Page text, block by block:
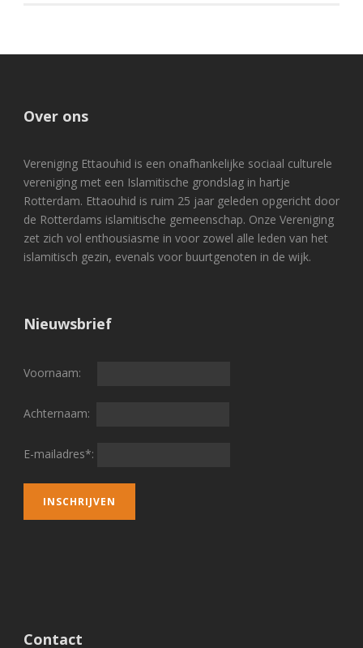
Over ons
Vereniging Ettaouhid is een onafhankelijke sociaal culturele
vereniging met een Islamitische grondslag in hartje
Rotterdam. Ettaouhid is ruim 25 jaar geleden opgericht door
de Rotterdams islamitische gemeenschap. Onze Vereniging
zet zich vol enthousiasme in voor zowel alle leden van het
islamitisch gezin, evenals voor buurtgenoten in de wijk.
Nieuwsbrief
Voornaam:
Achternaam:
E-mailadres*:
Contact